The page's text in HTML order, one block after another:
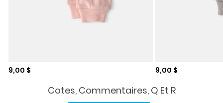
Prix de solde
9,00 $ Prix de solde
9,00 $
Cotes, Commentaires, Q Et R